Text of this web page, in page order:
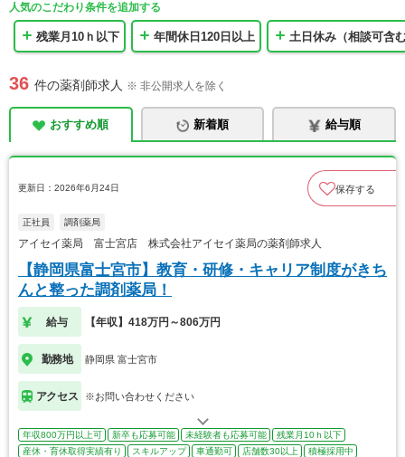
人気のこだわり条件を追加する
残業月10ｈ以下 年間休日120日以上 土日休み（相談可含
36 件の薬剤師求人 ※ 非公開求人を除く
おすすめ順 新着順 給与順
更新日：2026年6月24日 保存する
正社員 調剤薬局
アイセイ薬局 富士宮店 株式会社アイセイ薬局の薬剤師求人
【静岡県富士宮市】教育・研修・キャリア制度がきち
んと整った調剤薬局！
給与 【年収】418万円～806万円
勤務地 静岡県 富士宮市
アクセス ※お問い合わせください
年収800万円以上可 新卒も応募可能 未経験者も応募可能
残業月10ｈ以下
産休・育休取得実績有り
スキルアップ 車通勤可 店舗数30以上
積極採用中